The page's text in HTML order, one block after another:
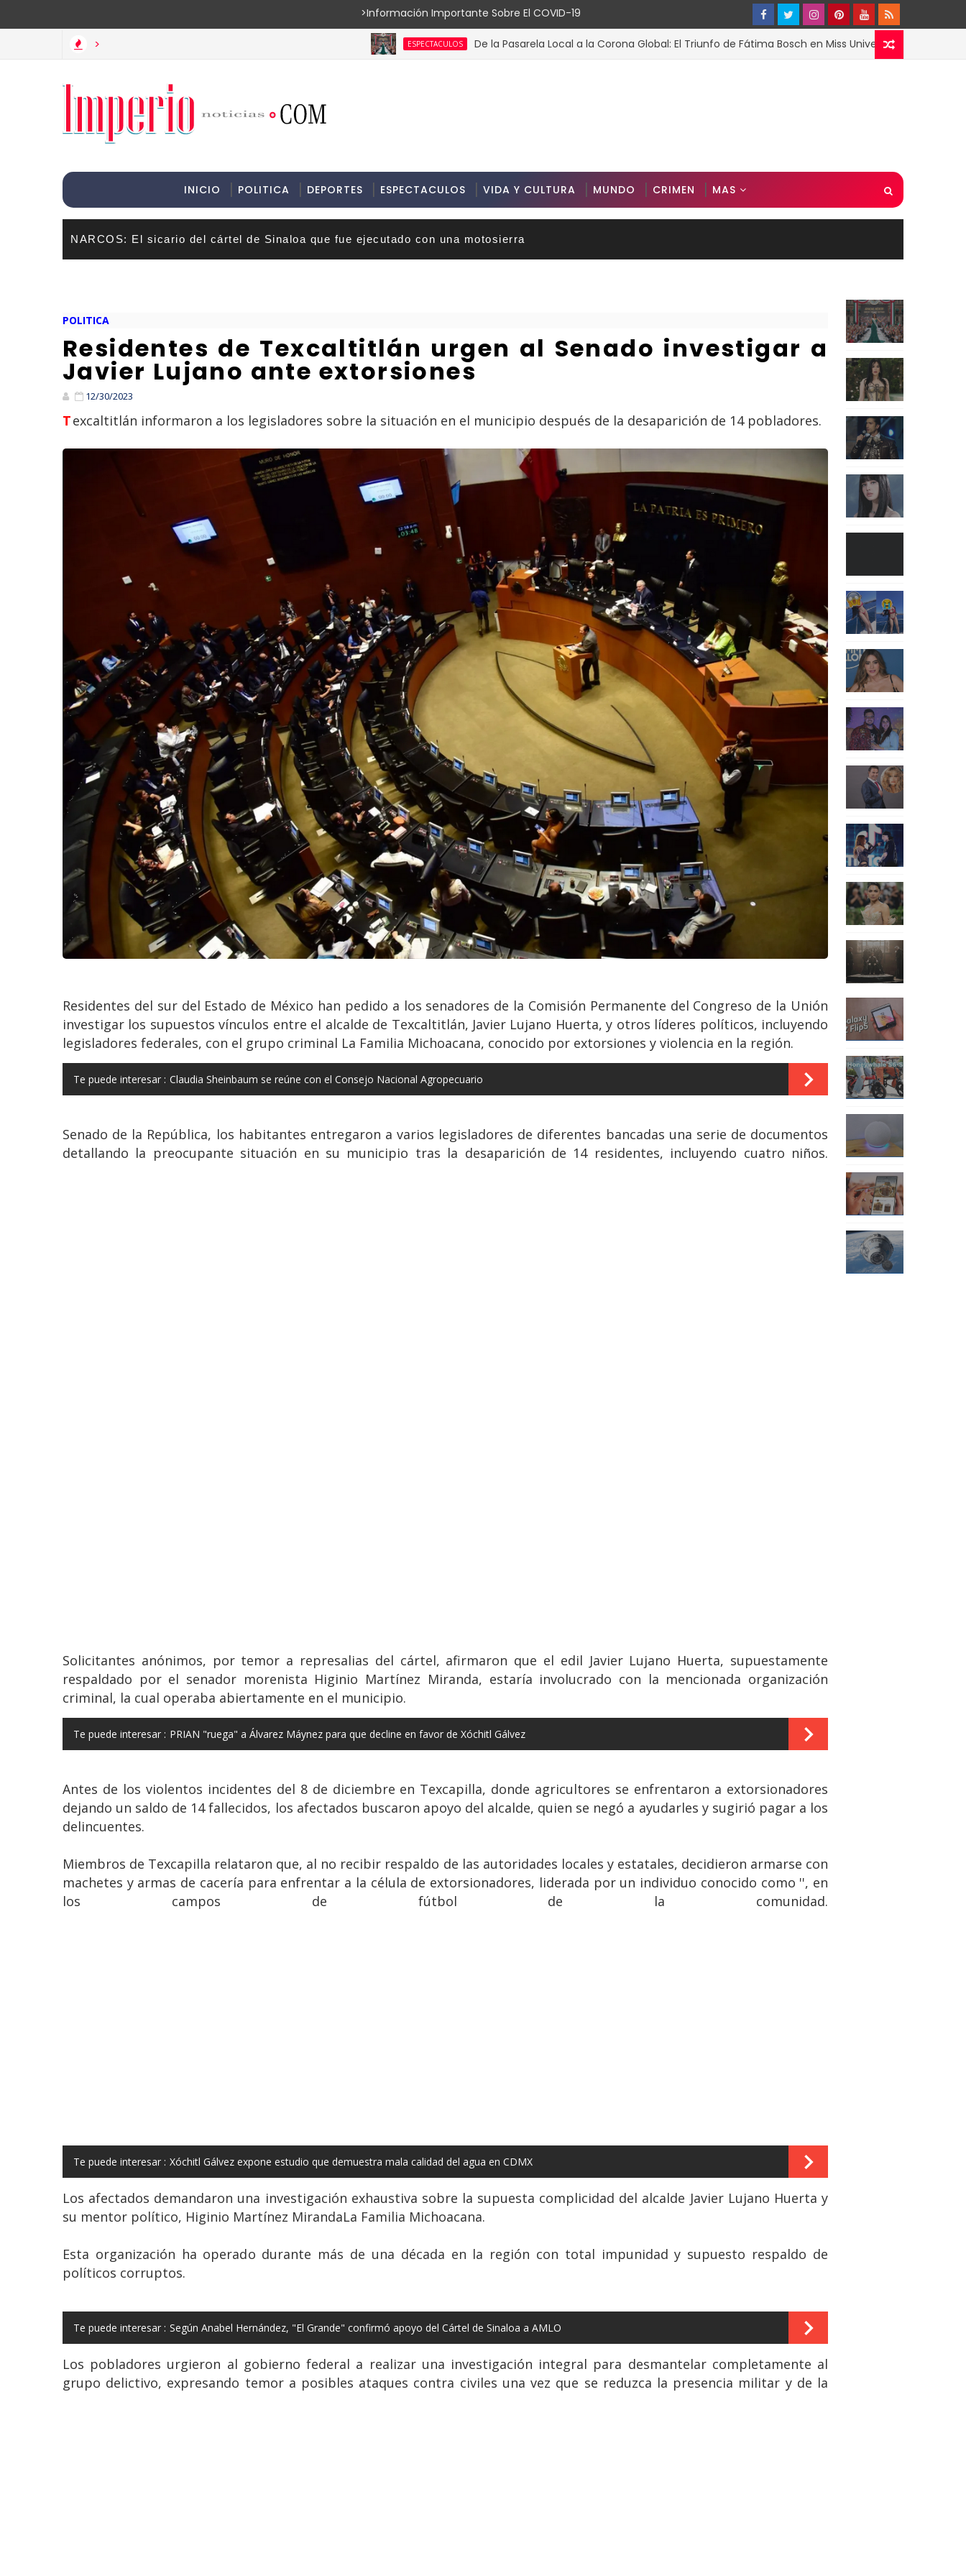
>Información Importante Sobre El COVID-19
> ESPECTACULOS De la Pasarela Local a la Corona Global: El Triunfo de Fátima Bosch en Miss Universo 2025
INICIO POLITICA DEPORTES ESPECTACULOS VIDA Y CULTURA MUNDO CRIMEN MAS
NARCOS: El sicario del cártel de Sinaloa que fue ejecutado con una motosierra
POLITICA
Residentes de Texcaltitlán urgen al Senado investigar a
Javier Lujano ante extorsiones
12/30/2023
Texcaltitlán informaron a los legisladores sobre la situación en el municipio después de la desaparición de 14 pobladores.
Residentes del sur del Estado de México han pedido a los senadores de la Comisión Permanente del Congreso de la Unión
investigar los supuestos vínculos entre el alcalde de Texcaltitlán, Javier Lujano Huerta, y otros líderes políticos, incluyendo
legisladores federales, con el grupo criminal La Familia Michoacana, conocido por extorsiones y violencia en la región.
Te puede interesar : Claudia Sheinbaum se reúne con el Consejo Nacional Agropecuario
Senado de la República, los habitantes entregaron a varios legisladores de diferentes bancadas una serie de documentos
detallando la preocupante situación en su municipio tras la desaparición de 14 residentes, incluyendo cuatro niños.
Solicitantes anónimos, por temor a represalias del cártel, afirmaron que el edil Javier Lujano Huerta, supuestamente
respaldado por el senador morenista Higinio Martínez Miranda, estaría involucrado con la mencionada organización
criminal, la cual operaba abiertamente en el municipio.
Te puede interesar : PRIAN "ruega" a Álvarez Máynez para que decline en favor de Xóchitl Gálvez
Antes de los violentos incidentes del 8 de diciembre en Texcapilla, donde agricultores se enfrentaron a extorsionadores
dejando un saldo de 14 fallecidos, los afectados buscaron apoyo del alcalde, quien se negó a ayudarles y sugirió pagar a los
delincuentes.
Miembros de Texcapilla relataron que, al no recibir respaldo de las autoridades locales y estatales, decidieron armarse con
machetes y armas de cacería para enfrentar a la célula de extorsionadores, liderada por un individuo conocido como '', en
los campos de fútbol de la comunidad.
Te puede interesar : Xóchitl Gálvez expone estudio que demuestra mala calidad del agua en CDMX
Los afectados demandaron una investigación exhaustiva sobre la supuesta complicidad del alcalde Javier Lujano Huerta y
su mentor político, Higinio Martínez MirandaLa Familia Michoacana.
Esta organización ha operado durante más de una década en la región con total impunidad y supuesto respaldo de
políticos corruptos.
Te puede interesar : Según Anabel Hernández, "El Grande" confirmó apoyo del Cártel de Sinaloa a AMLO
Los pobladores urgieron al gobierno federal a realizar una investigación integral para desmantelar completamente al
grupo delictivo, expresando temor a posibles ataques contra civiles una vez que se reduzca la presencia militar y de la